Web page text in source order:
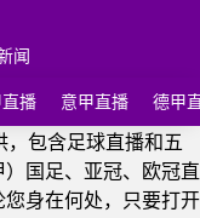
闻
播 意甲直播 德甲
，包含足球直播和五
国足、亚冠、欧冠直
身在何处，只要打开